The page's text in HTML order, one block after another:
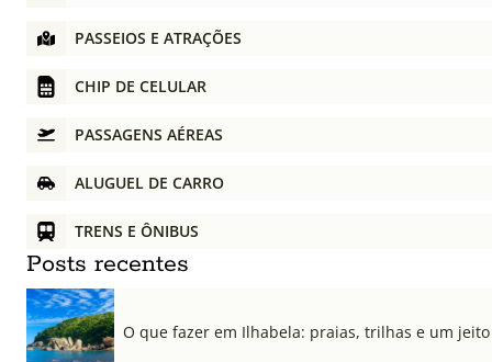
PASSEIOS E ATRAÇÕES
CHIP DE CELULAR
PASSAGENS AÉREAS
ALUGUEL DE CARRO
TRENS E ÔNIBUS
Posts recentes
O que fazer em Ilhabela: praias, trilhas e um